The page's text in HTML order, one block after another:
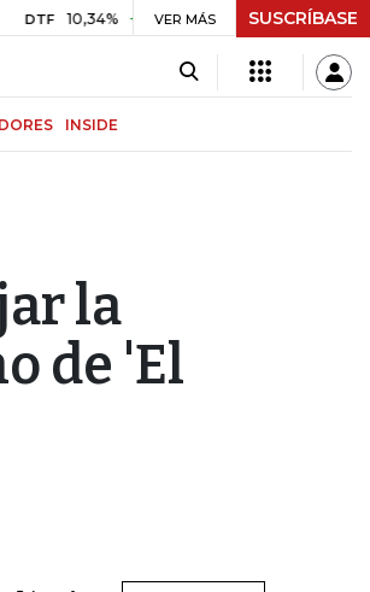
10,34% +0,10% +0,98% UVR $ 416,81 +$
VER MÁS SUSCRÍBASE
INSIDE
la
de 'El